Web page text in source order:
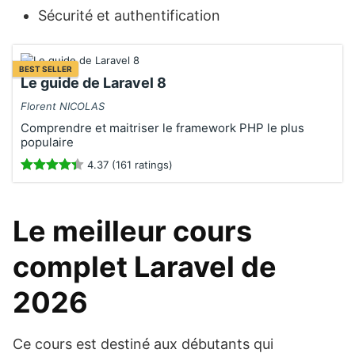
Sécurité et authentification
BEST SELLER
Le guide de Laravel 8
Florent NICOLAS
Comprendre et maitriser le framework PHP le plus
populaire
4.37 (161 ratings)
Le meilleur cours
complet Laravel de
2026
Ce cours est destiné aux débutants qui